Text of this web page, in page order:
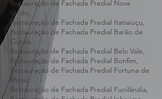
Restauração de Fachada Predial Itaguara,
Restauração de Fachada Predial Matozinhos,
Restauração de Fachada Predial Nova
União,
Restauração de Fachada Predial Itatiaiuçu,
Restauração de Fachada Predial Barão de
Cocais,
Restauração de Fachada Predial Belo Vale,
Restauração de Fachada Predial Bonfim,
Restauração de Fachada Predial Fortuna de